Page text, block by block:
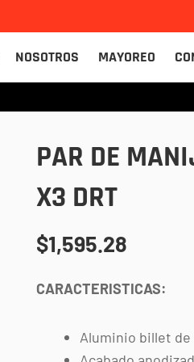
NOSOTROS MAYOREO
PAR DE
X3 DRT
$1,595.28
CARACTERISTICAS:
Aluminio billet de